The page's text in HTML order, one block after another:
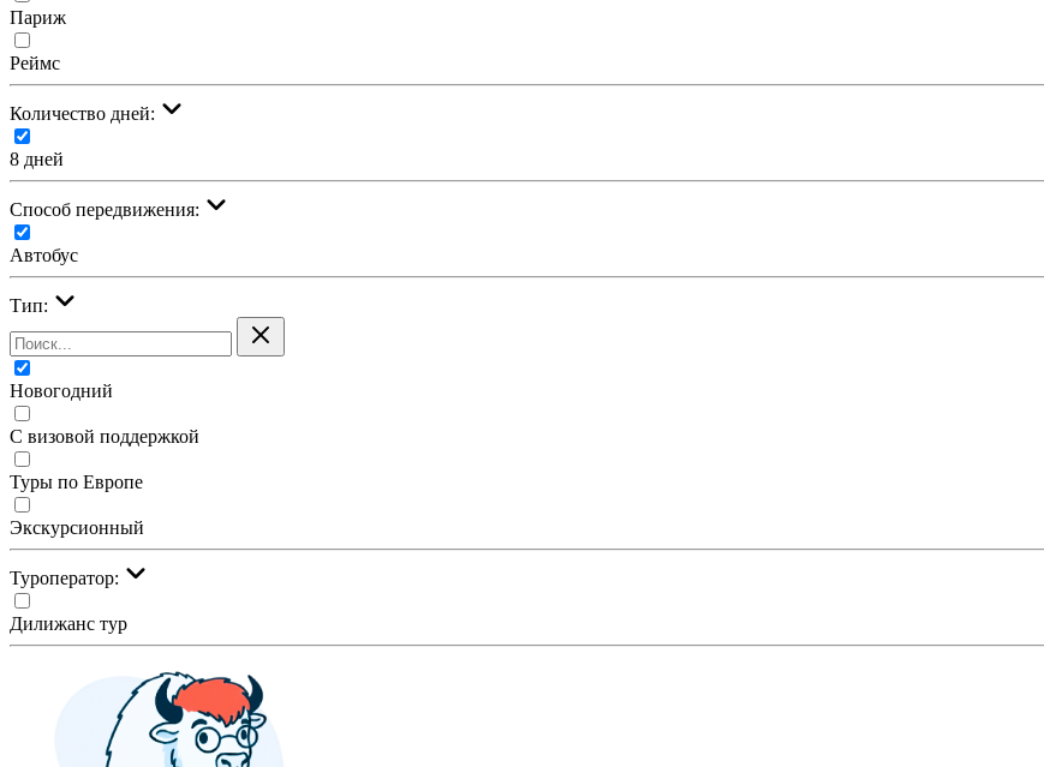
Париж
Реймс
Количество дней:
8 дней
Cпособ передвижения:
Автобус
Тип:
Новогодний
С визовой поддержкой
Туры по Европе
Экскурсионный
Туроператор:
Дилижанс тур